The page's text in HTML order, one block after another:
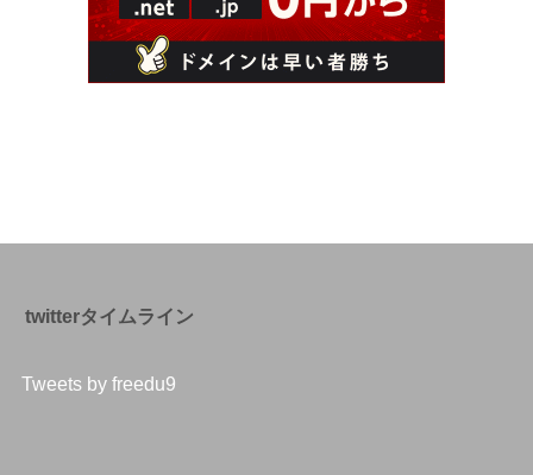
twitterタイムライン
Tweets by freedu9